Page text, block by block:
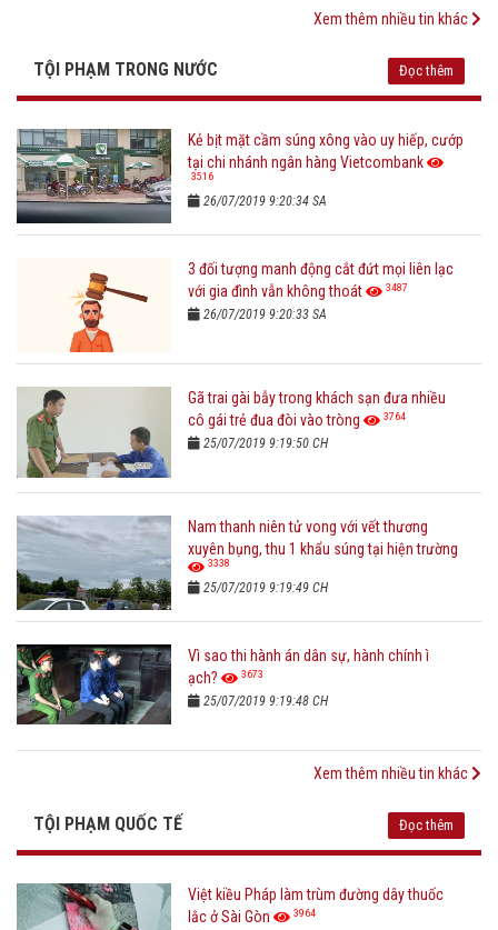
Xem thêm nhiều tin khác
TỘI PHẠM TRONG NƯỚC Đọc thêm
Kẻ bịt mặt cầm súng xông vào uy hiếp, cướp
tại chi nhánh ngân hàng Vietcombank
3516
26/07/2019 9:20:34 SA
3 đối tượng manh động cắt đứt mọi liên lạc
với gia đình vẫn không thoát
3487
26/07/2019 9:20:33 SA
Gã trai gài bẫy trong khách sạn đưa nhiều
cô gái trẻ đua đòi vào tròng
3764
25/07/2019 9:19:50 CH
Nam thanh niên tử vong với vết thương
xuyên bụng, thu 1 khẩu súng tại hiện trường
3338
25/07/2019 9:19:49 CH
Vì sao thi hành án dân sự, hành chính ì
ạch?
3673
25/07/2019 9:19:48 CH
Xem thêm nhiều tin khác
TỘI PHẠM QUỐC TẾ Đọc thêm
Việt kiều Pháp làm trùm đường dây thuốc
lắc ở Sài Gòn
3964